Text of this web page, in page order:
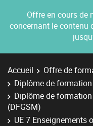
Offre en cours
concernant le contenu
Accueil
Offre de
Diplôme de
Diplôme de
(DFGSM)
UE 7 Enseignements